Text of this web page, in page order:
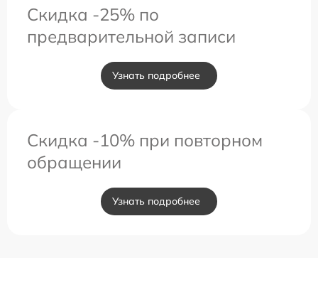
Скидка -25% по
предварительной записи
Узнать подробнее
Скидка -10% при повторном
обращении
Узнать подробнее